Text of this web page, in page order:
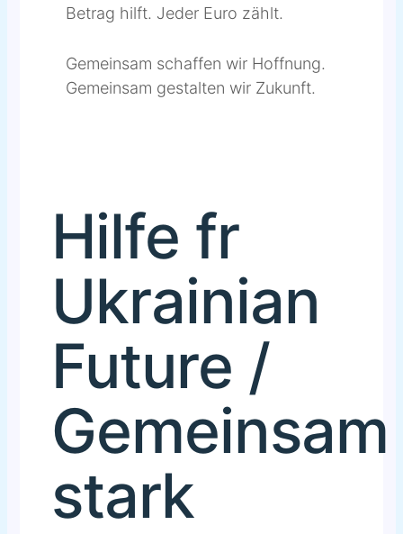
Betrag hilft. Jeder Euro zählt.
Gemeinsam schaffen wir Hoffnung.
Gemeinsam gestalten wir Zukunft.
Hilfe fr
Ukrainian
Future /
Gemeinsam
stark